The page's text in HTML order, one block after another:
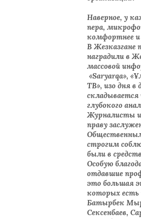
Наверное, у
пера,
комфортнее и
В Жезказгане
наградили в
массовой
«Saryarqa»,
ТВ», изо дня в
глубокого
Журналисты
праву
Общественным
строгим
были в
Особую
отдавшие
это большая
которых есть
Батырбек
Сексенбаев,